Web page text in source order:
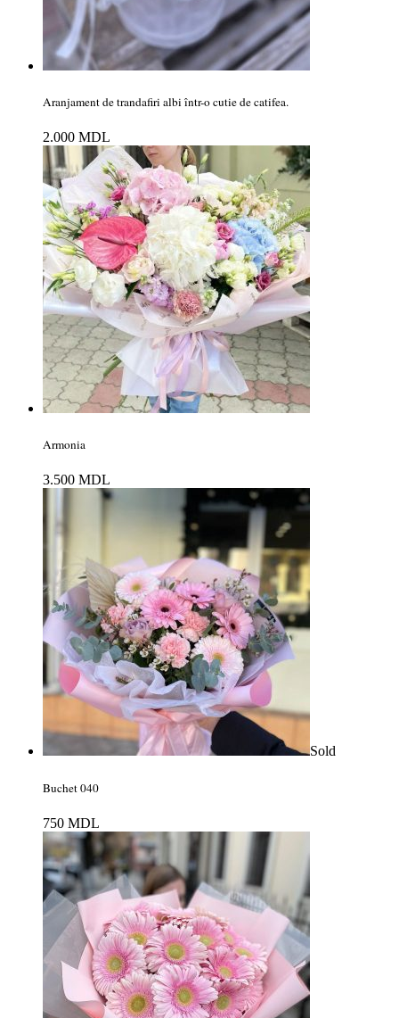
Aranjament de trandafiri albi într-o cutie de catifea.
2.000 MDL
Armonia
3.500 MDL
Sold
Buchet 040
750 MDL